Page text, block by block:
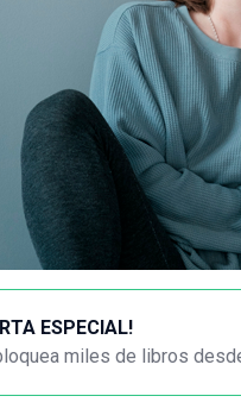
ESPECIAL!
miles de libros